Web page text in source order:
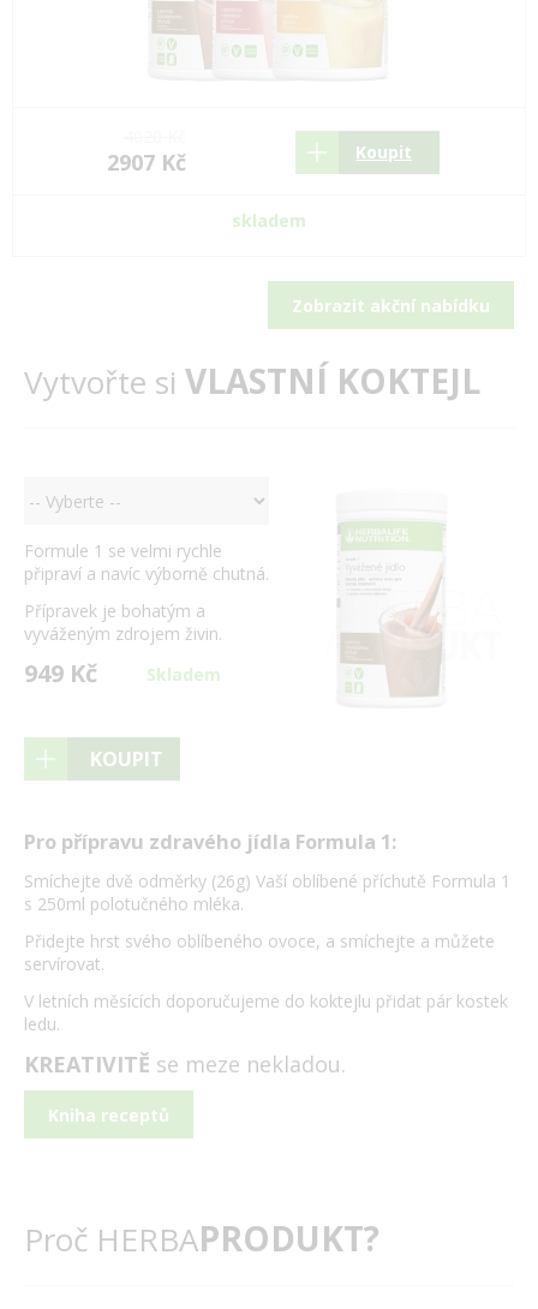
2907 Kč Koupit
skladem
Zobrazit akční nabídku
Vytvořte si VLASTNÍ KOKTEJL
Formule 1 se velmi rychle
připraví a navíc výborně chutná.
Přípravek je bohatým a
vyváženým zdrojem živin.
949 Kč Skladem
KOUPIT
Pro přípravu zdravého jídla Formula 1:
Smíchejte dvě odměrky (26g) Vaší oblíbené příchutě Formula 1
s 250ml polotučného mléka.
Přidejte hrst svého oblíbeného ovoce, a smíchejte a můžete
servírovat.
V letních měsících doporučujeme do koktejlu přidat pár kostek
ledu.
KREATIVITĚ se meze nekladou.
Kniha receptů
Proč HERBAPRODUKT?